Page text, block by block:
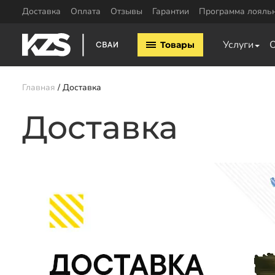
Доставка Оплата Отзывы Гарантии Программа
Товары Услуги
Винтовые сваи 57мм
Винтовые сваи 108мм
Винтовые сваи 159мм
Винтовые сваи 219мм
ЖБ сваи 150х150
Швеллер для
Калькулятор ЖБ свай
Главная Доставка
Доставка